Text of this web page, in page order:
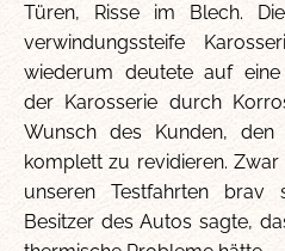
Türen, Risse im Blech.
verwindungssteife
wiederum deutete auf
der Karosserie durch
Wunsch des Kunden,
komplett zu revidieren.
unseren Testfahrten brav
Besitzer des Autos sagte,